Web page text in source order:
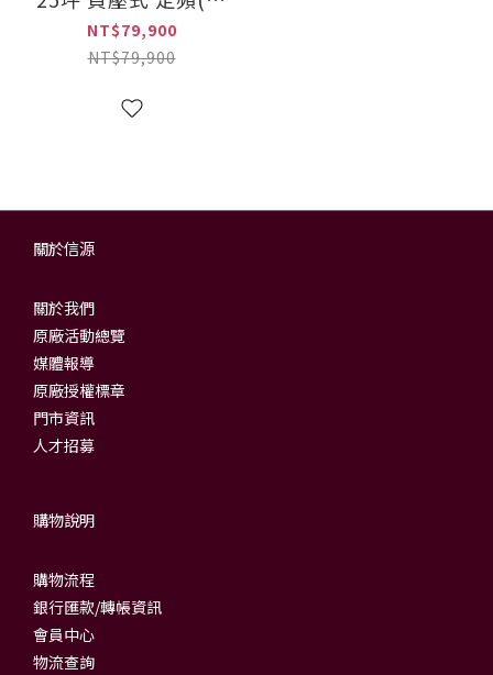
專)落地型冷氣(DT-
160KVF+BFG-150PV)
NT$79,900
NT$79,900
關於信源
關於我們
原廠活動總覽
媒體報導
原廠授權標章
門市資訊
人才招募
購物說明
購物流程
銀行匯款/轉帳資訊
會員中心
物流查詢